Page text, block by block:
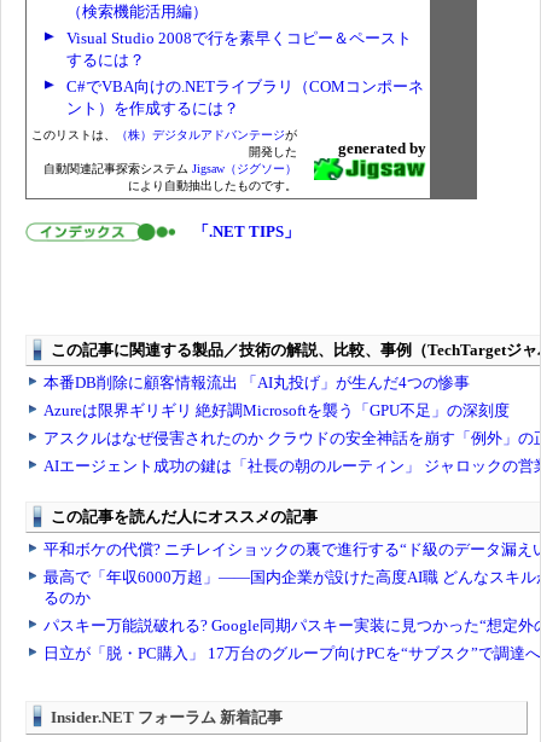
（検索機能活用編）
Visual Studio 2008で行を素早くコピー＆ペースト
するには？
C#でVBA向けの.NETライブラリ（COMコンポーネ
ント）を作成するには？
このリストは、 （株）デジタルアドバンテージが
開発した
自動関連記事探索システム Jigsaw（ジグソー）
により自動抽出したものです。
generated by
「.NET TIPS」
Insider.NET フォーラム 新着記事